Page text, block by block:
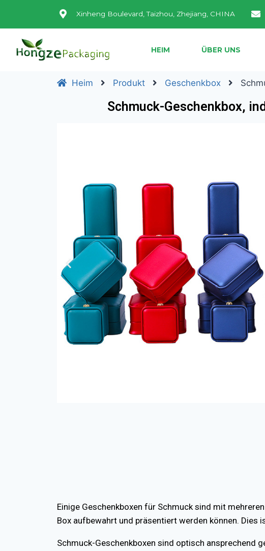
Xinheng Boulevard, Taizhou, Zhejiang, CHINA
HEIM ÜBER UNS
Heim Produkt Geschenkbox
Schmuck-Geschenkbox,
Einige Geschenkboxen für Schmuck sind mit
Box aufbewahrt und präsentiert werden können. Dies
Schmuck-Geschenkboxen sind optisch ansprechend